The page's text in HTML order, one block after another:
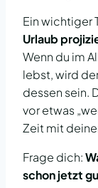
Ein wichtiger
Urlaub
Wenn du im
lebst, wird
dessen sein.
vor etwas
Zeit mit
Frage dich:
schon jetzt